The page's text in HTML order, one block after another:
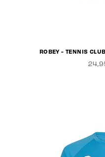
ROBEY - TENNIS